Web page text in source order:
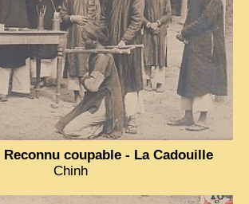
Reconnu coupable - La Cadouille
Chinh